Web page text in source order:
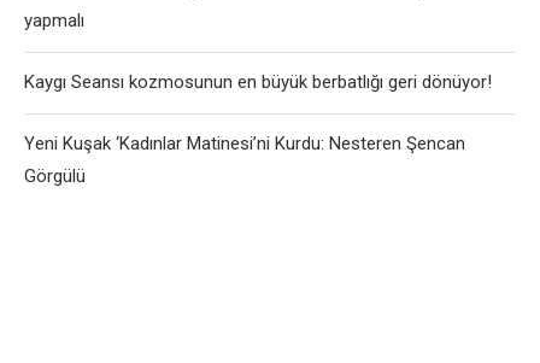
yapmalı
Kaygı Seansı kozmosunun en büyük berbatlığı geri dönüyor!
Yeni Kuşak ‘Kadınlar Matinesi’ni Kurdu: Nesteren Şencan
Görgülü